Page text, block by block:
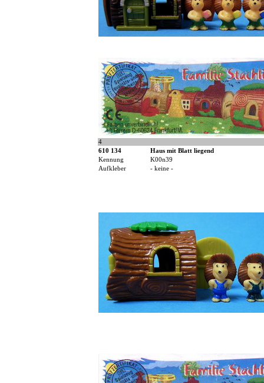
4
610 134
Haus mit Blatt liegend
Kennung
K00n39
Aufkleber
- keine -